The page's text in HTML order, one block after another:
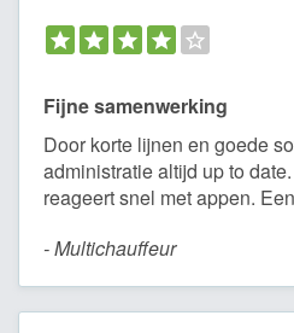
Fijne samenwerking
Door korte lijnen en goede
administratie altijd up to
reageert snel met appen.
- Multichauffeur